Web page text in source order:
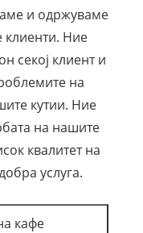
и одржуваме
клиенти. Ние
секој клиент и
на
кутии. Ние
на нашите
квалитет на
услуга.
кафе